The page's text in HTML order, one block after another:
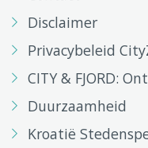
Disclaimer
Privacybeleid
CITY & FJORD:
Duurzaamheid
Kroatië